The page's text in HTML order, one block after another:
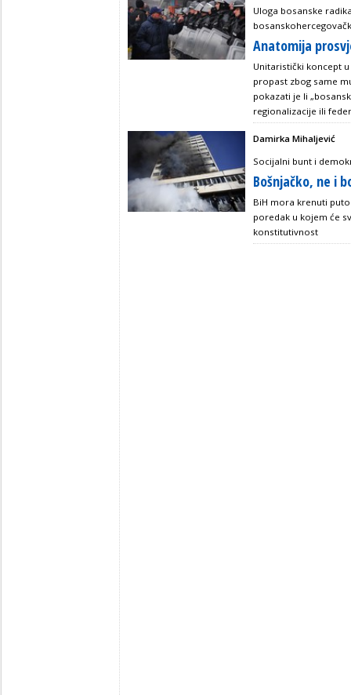
Uloga bosanske
Anatomija
Unitaristički koncept
propast zbog same
pokazati je li
regionalizacije ili
Damirka Mihaljević
Socijalni bunt i
Bošnjačko, ne i
BiH mora krenuti
poredak u kojem će
konstitutivnost